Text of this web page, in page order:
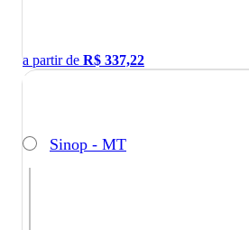
a partir de R$ 337,22
Sinop - MT